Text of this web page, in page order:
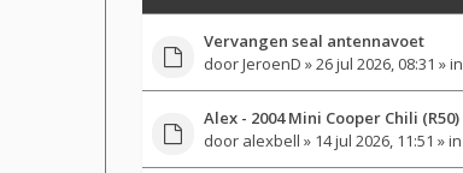
Vervangen seal antennavoet
doorJeroenD » 26 jul 2026, 08:31 » in
Alex - 2004 Mini Cooper Chili (R50)
door alexbell » 14 jul 2026, 11:51 » in